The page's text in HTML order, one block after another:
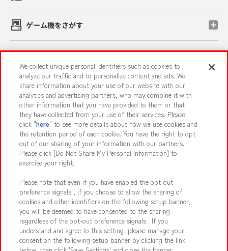
ゲーム機をさがす
イベント・キャンペーン
関連会社 サステナビリティ サイトポリシー
プライバシーポリシー ウェブアクセシビリティ方針と検証結果
お取引先さまとともに
カスタマーハラスメント対応方針 よくあるご質問・お問い合わせ
We collect unique personal identifiers such as cookies to
analyze our traffic and to personalize content and ads. We
share information about your use of our website with our
analytics and advertising partners, who may combine it with
other information that you have provided to them or that
they have collected from your use of their services. Please
click "here" to see more details about how we use cookies and
the retention period of each cookie. You have the right to opt
out of our sharing of your information with our partners.
Please click [Do Not Share My Personal Information] to
exercise your right.
Please note that even if you have enabled the opt-out
preference signals , if you choose to allow the sharing of
cookies and other identifiers on the following setup banner,
you will be deemed to have consented to the sharing
regardless of the opt-out preference signals . If you
understand and agree to this setting, please manage your
consent on the following setup banner by clicking the link